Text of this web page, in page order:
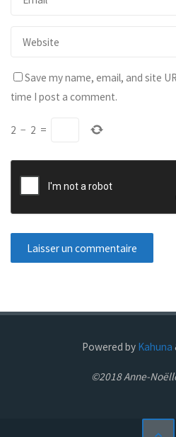
Save my name, email, and site
time I post a comment.
2 − 2 =
Powered by Kahuna
©2018 Anne-